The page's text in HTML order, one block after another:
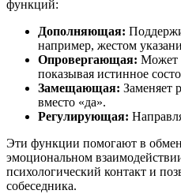
функций:
Дополняющая:
например, жестом
Опровергающая: Может
показывая истинное
Замещающая: Заменяет
вместо «да».
Регулирующая:
Эти функции помогают в
эмоциональном
психологический контакт и
собеседника.